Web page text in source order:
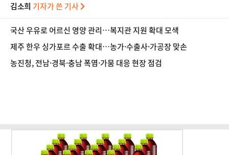
김소희 기자가 쓴 기사
국산 우유로 어르신 영양 관리…복지관 지원 확대 모색
제주 한우 싱가포르 수출 확대…농가·수출사·가공장 맞손
농진청, 전남·경북·충남 폭염·가뭄 대응 현장 점검